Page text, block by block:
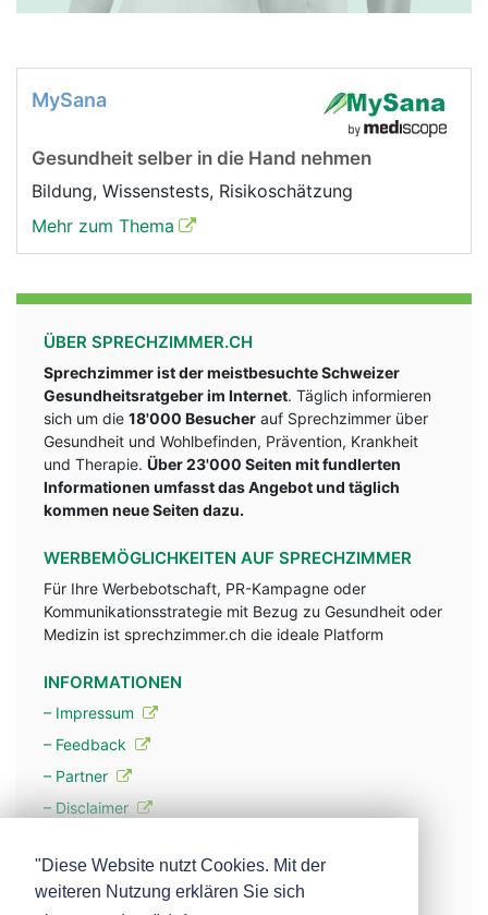
MySana
Gesundheit selber in die Hand nehmen
Bildung, Wissenstests, Risikoschätzung
Mehr zum Thema
ÜBER SPRECHZIMMER.CH
Sprechzimmer ist der meistbesuchte Schweizer
Gesundheitsratgeber im Internet. Täglich informieren
sich um die 18'000 Besucher auf Sprechzimmer über
Gesundheit und Wohlbefinden, Prävention, Krankheit
und Therapie. Über 23'000 Seiten mit fundlerten
Informationen umfasst das Angebot und täglich
kommen neue Seiten dazu.
WERBEMÖGLICHKEITEN AUF SPRECHZIMMER
Für Ihre Werbebotschaft, PR-Kampagne oder
Kommunikationsstrategie mit Bezug zu Gesundheit oder
Medizin ist sprechzimmer.ch die ideale Platform
INFORMATIONEN
– Impressum
– Feedback
– Partner
– Disclaimer
– Werbung
"Diese Website nutzt Cookies. Mit der
weiteren Nutzung erklären Sie sich